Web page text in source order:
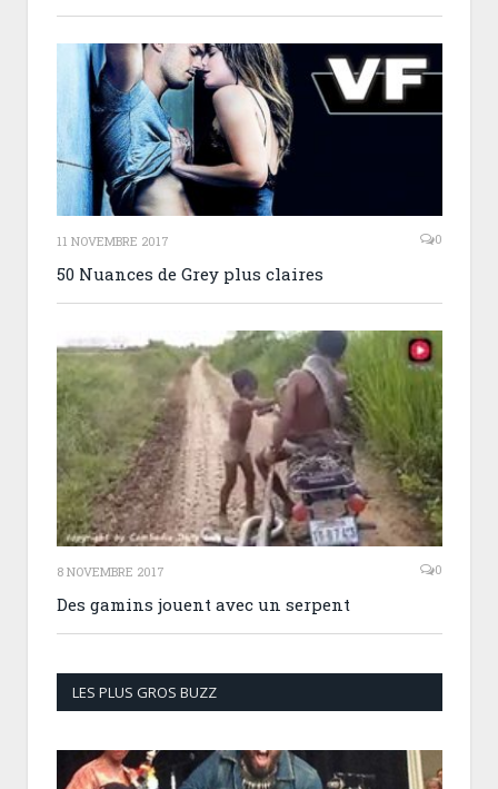
11 NOVEMBRE 2017 0
50 Nuances de Grey plus claires
8 NOVEMBRE 2017 0
Des gamins jouent avec un serpent
LES PLUS GROS BUZZ